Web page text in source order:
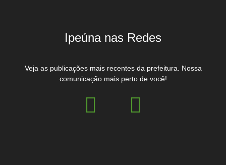
Ipeúna nas Redes
Veja as publicações mais recentes da prefeitura. Nossa
comunicação mais perto de você!